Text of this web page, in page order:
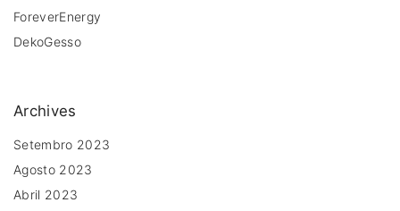
ForeverEnergy
DekoGesso
Archives
Setembro 2023
Agosto 2023
Abril 2023